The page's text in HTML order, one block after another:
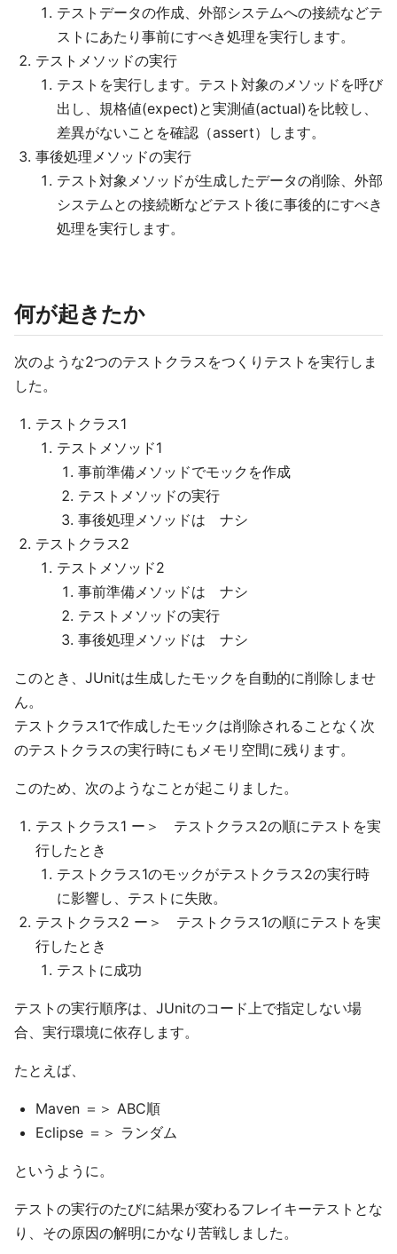
テストデータの作成、外部システムへの接続などテ
ストにあたり事前にすべき処理を実行します。
テストメソッドの実行
テストを実行します。テスト対象のメソッドを呼び
出し、規格値(expect)と実測値(actual)を比較し、
差異がないことを確認（assert）します。
事後処理メソッドの実行
テスト対象メソッドが生成したデータの削除、外部
システムとの接続断などテスト後に事後的にすべき
処理を実行します。
何が起きたか
次のような2つのテストクラスをつくりテストを実行しま
した。
テストクラス1
テストメソッド1
事前準備メソッドでモックを作成
テストメソッドの実行
事後処理メソッドは ナシ
テストクラス2
テストメソッド2
事前準備メソッドは ナシ
テストメソッドの実行
事後処理メソッドは ナシ
このとき、JUnitは生成したモックを自動的に削除しませ
ん。
テストクラス1で作成したモックは削除されることなく次
のテストクラスの実行時にもメモリ空間に残ります。
このため、次のようなことが起こりました。
テストクラス1 ー＞ テストクラス2の順にテストを実
行したとき
テストクラス1のモックがテストクラス2の実行時
に影響し、テストに失敗。
テストクラス2 ー＞ テストクラス1の順にテストを実
行したとき
テストに成功
テストの実行順序は、JUnitのコード上で指定しない場
合、実行環境に依存します。
たとえば、
Maven ＝＞ ABC順
Eclipse ＝＞ ランダム
というように。
テストの実行のたびに結果が変わるフレイキーテストとな
り、その原因の解明にかなり苦戦しました。